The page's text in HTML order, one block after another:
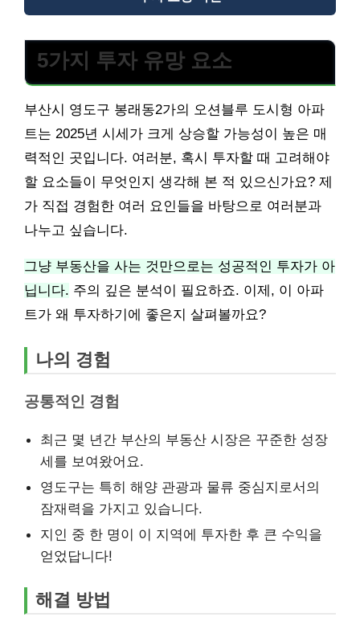
5가지 투자 유망 요소
부산시 영도구 봉래동2가의 오션블루 도시형 아파
트는 2025년 시세가 크게 상승할 가능성이 높은 매
력적인 곳입니다. 여러분, 혹시 투자할 때 고려해야
할 요소들이 무엇인지 생각해 본 적 있으신가요? 제
가 직접 경험한 여러 요인들을 바탕으로 여러분과
나누고 싶습니다.
그냥 부동산을 사는 것만으로는 성공적인 투자가 아
닙니다. 주의 깊은 분석이 필요하죠. 이제, 이 아파
트가 왜 투자하기에 좋은지 살펴볼까요?
나의 경험
공통적인 경험
최근 몇 년간 부산의 부동산 시장은 꾸준한 성장
세를 보여왔어요.
영도구는 특히 해양 관광과 물류 중심지로서의
잠재력을 가지고 있습니다.
지인 중 한 명이 이 지역에 투자한 후 큰 수익을
얻었답니다!
해결 방법